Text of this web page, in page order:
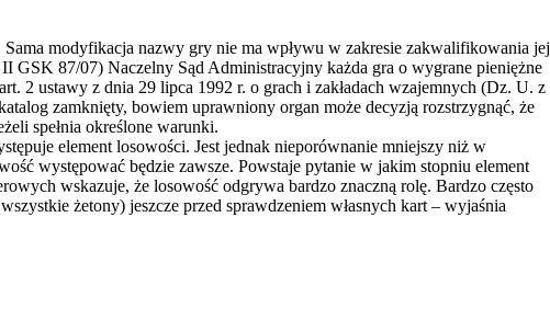
modyfikacja nazwy gry nie ma wpływu w zakresie zakwalifikowania jej
GSK 87/07) Naczelny Sąd Administracyjny każda gra o wygrane pieniężne
2 ustawy z dnia 29 lipca 1992 r. o grach i zakładach wzajemnych (Dz. U. z
zamknięty, bowiem uprawniony organ może decyzją rozstrzygnąć, że
spełnia określone warunki.
element losowości. Jest jednak nieporównanie mniejszy niż w
występować będzie zawsze. Powstaje pytanie w jakim stopniu element
wskazuje, że losowość odgrywa bardzo znaczną rolę. Bardzo często
żetony) jeszcze przed sprawdzeniem własnych kart – wyjaśnia